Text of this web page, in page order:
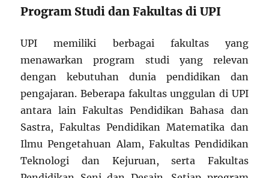
Program Studi dan Fakultas di UPI
UPI memiliki berbagai fakultas yang
menawarkan program studi yang relevan
dengan kebutuhan dunia pendidikan dan
pengajaran. Beberapa fakultas unggulan di UPI
antara lain Fakultas Pendidikan Bahasa dan
Sastra, Fakultas Pendidikan Matematika dan
Ilmu Pengetahuan Alam, Fakultas Pendidikan
Teknologi dan Kejuruan, serta Fakultas